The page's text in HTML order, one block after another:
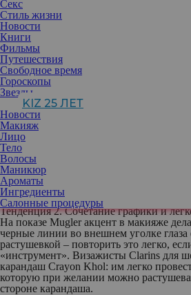
Секс
Стиль жизни
Новости
Книги
Фильмы
Путешествия
Свободное время
Гороскопы
Звезды
KIZ 25 ЛЕТ
Новости
Макияж
Лицо
Тело
Волосы
Маникюр
Ароматы
Ингредиенты
Салонные процедуры
Тенденция 1. Сияющий тон лица
Сияющая здоровьем идеальная кожа
своих позиций не собирается. На
естественный тон создавали
подушечке Everlasting Cushion SPF 50
что здесь можно обойтись одним
бы хорошее покрытие он ни давал,
от состояния кожи: без продуманной
обойтись. Моделям на шоу также
Double Serum: она моментально
эффект лифтинга. Такую сыворотку
тональным кремом для
текстуры.
Тенденция 2. Сочетание графики и
На показе Mugler акцент в макияже
черные линии во внешнем уголке глаза
растушевкой – повторить это легко,
«инструмент». Визажисты Clarins для
карандаш Crayon Khol: им легко
которую при желании можно
стороне карандаша.